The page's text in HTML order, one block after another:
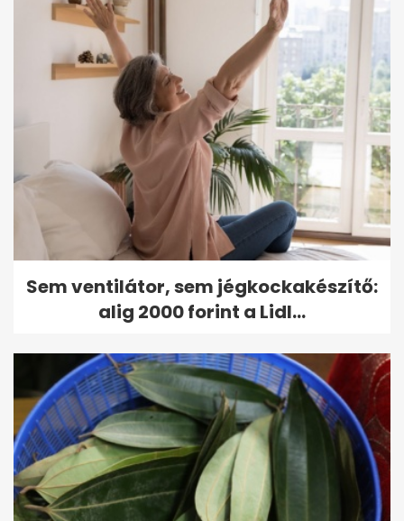
Sem ventilátor, sem jégkockakészítő:
alig 2000 forint a Lidl...